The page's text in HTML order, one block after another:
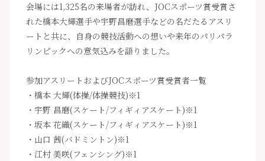
会場には1,325名の来場者が訪れ、JOCスポーツ賞受賞さ
れた橋本大輝選手や宇野昌磨選手などの名だたるアスリ
ートと共に、自身の競技活動への想いや来年のパリパラ
リンピックへの意気込みを語りました。
参加アスリートおよびJOCスポーツ賞受賞者一覧
・橋本 大輝(体操/体操競技)※1
・宇野 昌磨(スケート/フィギィアスケート)※1
・坂本 花織(スケート/フィギィアスケート)※1
・山口 茜(バドミントン)※1
・江村 美咲(フェンシング)※1